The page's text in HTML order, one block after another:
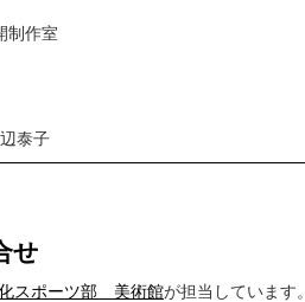
制作室
泰子
せ
スポーツ部 美術館が担当しています。